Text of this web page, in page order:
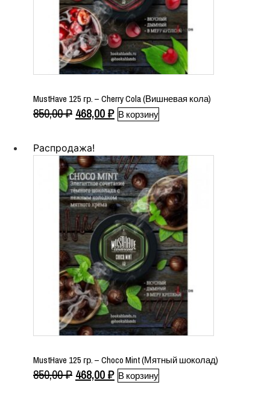
MustHave 125 гр. – Cherry Cola (Вишневая кола)
850,00₽ Первоначальная
составляла
850,00 ₽.
468,00₽Текущая
В корзину
Распродажа!
MustHave 125 гр. – Choco Mint (Мятный шоколад)
850,00₽ Первоначальная
468,00₽Текущая
В корзину